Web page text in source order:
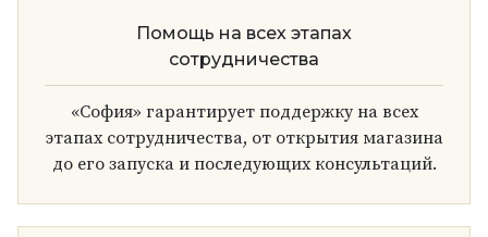
Помощь на всех этапах
сотрудничества
«София» гарантирует поддержку на всех
этапах сотрудничества, от открытия магазина
до его запуска и последующих консультаций.